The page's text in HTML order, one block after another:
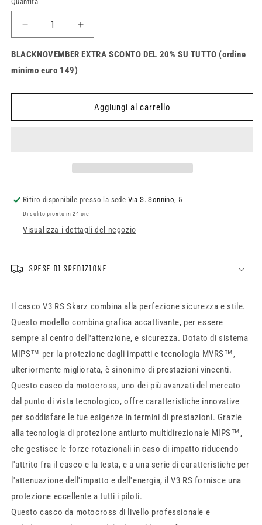
Quantità
Diminuisci
quantità
per
Casco
V3
Aumenta
quantità
per
V3
Skarz
BLACKNOVEMBER EXTRA SCONTO DEL 20% SU TUTTO (ordine
minimo euro 149)
Aggiungi al carrello
Ritiro disponibile presso la sede Via S. Sonnino, 5
Di solito pronto in 24 ore
Visualizza i dettagli del negozio
SPESE DI SPEDIZIONE
Il casco V3 RS Skarz combina alla perfezione sicurezza e stile.
Questo modello combina grafica accattivante, per essere
sempre al centro dell'attenzione, e sicurezza. Dotato di sistema
MIPS™ per la protezione dagli impatti e tecnologia MVRS™,
ulteriormente migliorata, è sinonimo di prestazioni vincenti.
Questo casco da motocross, uno dei più avanzati del mercato
dal punto di vista tecnologico, offre caratteristiche innovative
per soddisfare le tue esigenze in termini di prestazioni. Grazie
alla tecnologia di protezione antiurto multidirezionale MIPS™,
che gestisce le forze rotazionali in caso di impatto riducendo
l'attrito fra il casco e la testa, e a una serie di caratteristiche per
l'attenuazione dell'impatto e dell'energia, il V3 RS fornisce una
protezione eccellente a tutti i piloti.
Questo casco da motocross di livello professionale e